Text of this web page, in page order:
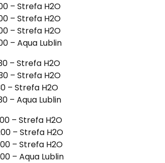
– Strefa H2O
– Strefa H2O
– Strefa H2O
– Aqua Lublin
– Strefa H2O
– Strefa H2O
– Strefa H2O
– Aqua Lublin
– Strefa H2O
– Strefa H2O
– Strefa H2O
– Aqua Lublin